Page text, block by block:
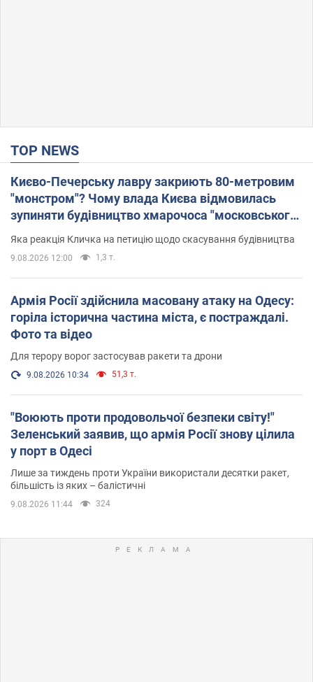
TOP NEWS
Києво-Печерську лавру закриють 80-метровим
"монстром"? Чому влада Києва відмовилась
зупиняти будівництво хмарочоса "московського
вірянина"
Яка реакція Кличка на петицію щодо скасування будівництва
9.08.2026 12:00 1,3 т.
Армія Росії здійснила масовану атаку на Одесу:
горіла історична частина міста, є постраждалі.
Фото та відео
Для терору ворог застосував ракети та дрони
9.08.2026 10:34 51,3 т.
"Воюють проти продовольчої безпеки світу!"
Зеленський заявив, що армія Росії знову цілила
у порт в Одесі
Лише за тиждень проти України використали десятки ракет,
більшість із яких – балістичні
9.08.2026 11:44 324